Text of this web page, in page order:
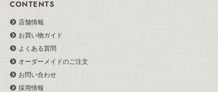
CONTENTS
店舗情報
お買い物ガイド
よくある質問
オーダーメイドのご注文
お問い合わせ
採用情報